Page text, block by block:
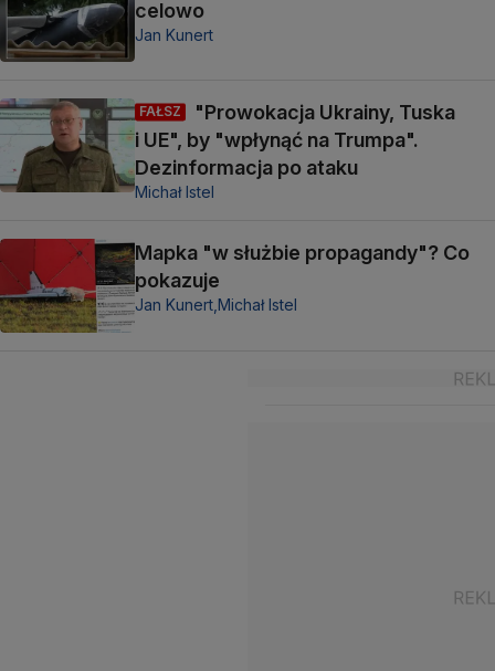
celowo
Jan Kunert
FAŁSZ
"Prowokacja Ukrainy, Tuska
i UE", by "wpłynąć na Trumpa".
Dezinformacja po ataku
Michał Istel
Mapka "w służbie propagandy"? Co
pokazuje
Jan Kunert, Michał Istel